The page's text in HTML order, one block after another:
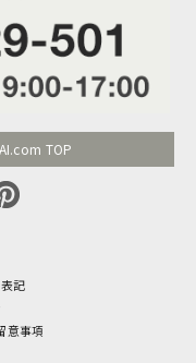
TOP
記
意事項